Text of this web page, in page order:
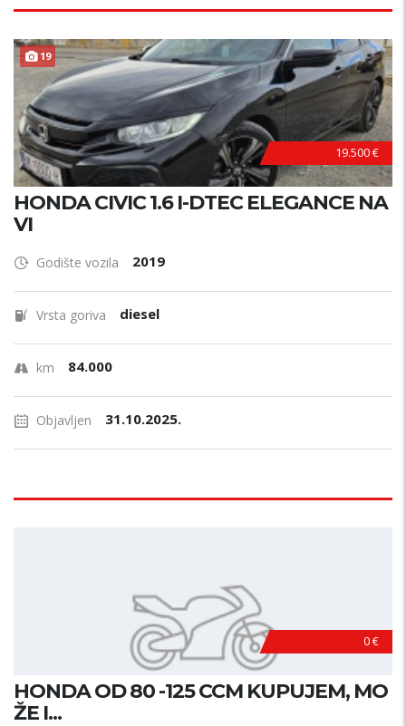
19 TOP STANJE !
19.500 €
HONDA CIVIC 1.6 I-DTEC ELEGANCE NA
VI
Godište vozila 2019
Vrsta goriva diesel
km 84.000
Objavljen 31.10.2025.
0 €
HONDA OD 80 -125 CCM KUPUJEM, MO
ŽE I...